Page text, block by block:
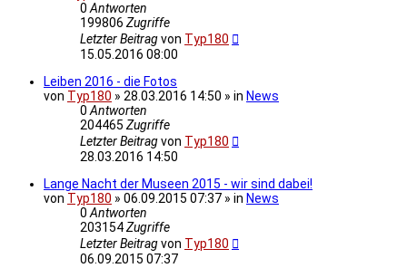
0Antworten
199806 Zugriffe
Letzter Beitragvon Typ180
15.05.2016 08:00
Leiben 2016 - die Fotos
von Typ180 » 28.03.2016 14:50 » in News
0Antworten
204465 Zugriffe
Letzter Beitragvon Typ180
28.03.2016 14:50
Lange Nacht der Museen 2015 - wir sind dabei!
von Typ180 » 06.09.2015 07:37 » in News
0Antworten
203154Zugriffe
Letzter Beitragvon Typ180
06.09.2015 07:37